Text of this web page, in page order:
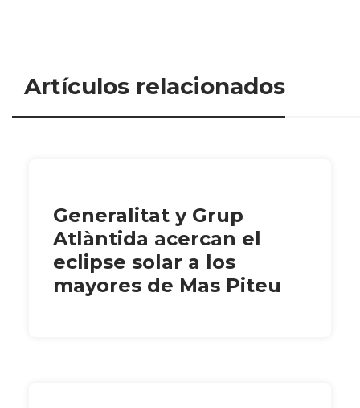
Artículos relacionados
Generalitat y Grup
Atlàntida acercan el
eclipse solar a los
mayores de Mas Piteu